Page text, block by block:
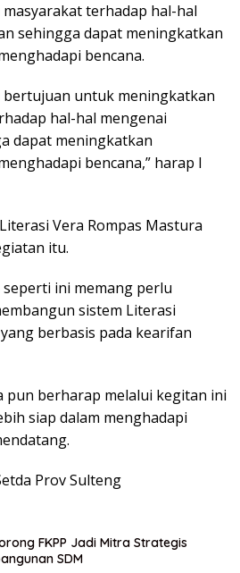
terhadap hal-hal
sehingga dapat meningkatkan
bencana.
untuk meningkatkan
hal-hal mengenai
dapat meningkatkan
bencana,” harap I
Vera Rompas Mastura
itu.
ini memang perlu
sistem Literasi
berbasis pada kearifan
pun berharap melalui kegitan ini
siap dalam menghadapi
Prov Sulteng
FKPP Jadi Mitra Strategis
SDM